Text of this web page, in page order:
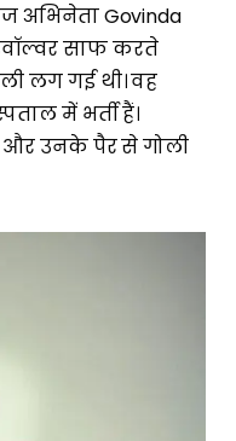
अभिनेता Govinda
साफ करते
लग गई थी। वह
में भर्ती हैं।
और उनके पैर से गोली